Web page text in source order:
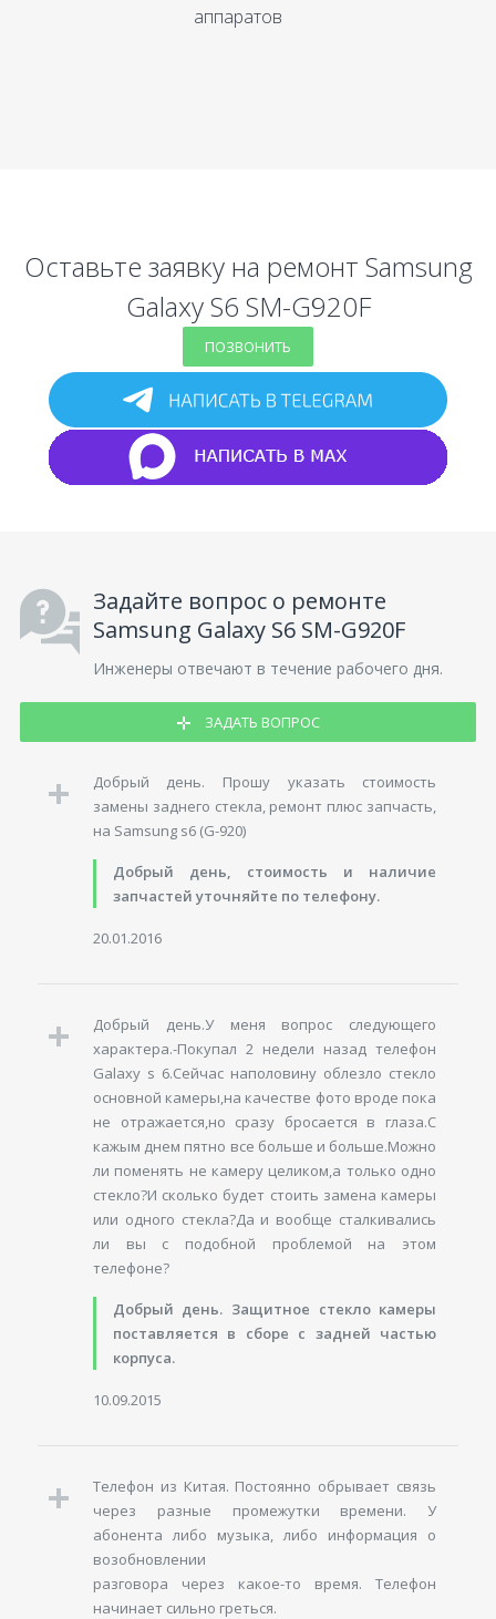
аппаратов
Оставьте заявку на ремонт Samsung
Galaxy S6 SM-G920F
ПОЗВОНИТЬ
Задайте вопрос о ремонте
Samsung Galaxy S6 SM-G920F
Инженеры отвечают в течение рабочего дня.
ЗАДАТЬ ВОПРОС
Добрый день. Прошу указать стоимость
замены заднего стекла, ремонт плюс запчасть,
на Samsung s6 (G-920)
Добрый день, стоимость и наличие
запчастей уточняйте по телефону.
20.01.2016
Добрый день.У меня вопрос следующего
характера.-Покупал 2 недели назад телефон
Galaxy s 6.Сейчас наполовину облезло стекло
основной камеры,на качестве фото вроде пока
не отражается,но сразу бросается в глаза.С
кажым днем пятно все больше и больше.Можно
ли поменять не камеру целиком,а только одно
стекло?И сколько будет стоить замена камеры
или одного стекла?Да и вообще сталкивались
ли вы с подобной проблемой на этом
телефоне?
Добрый день. Защитное стекло камеры
поставляется в сборе с задней частью
корпуса.
10.09.2015
Телефон из Китая. Постоянно обрывает связь
через разные промежутки времени. У
абонента либо музыка, либо информация о
возобновлении
разговора через какое-то время. Телефон
начинает сильно греться.